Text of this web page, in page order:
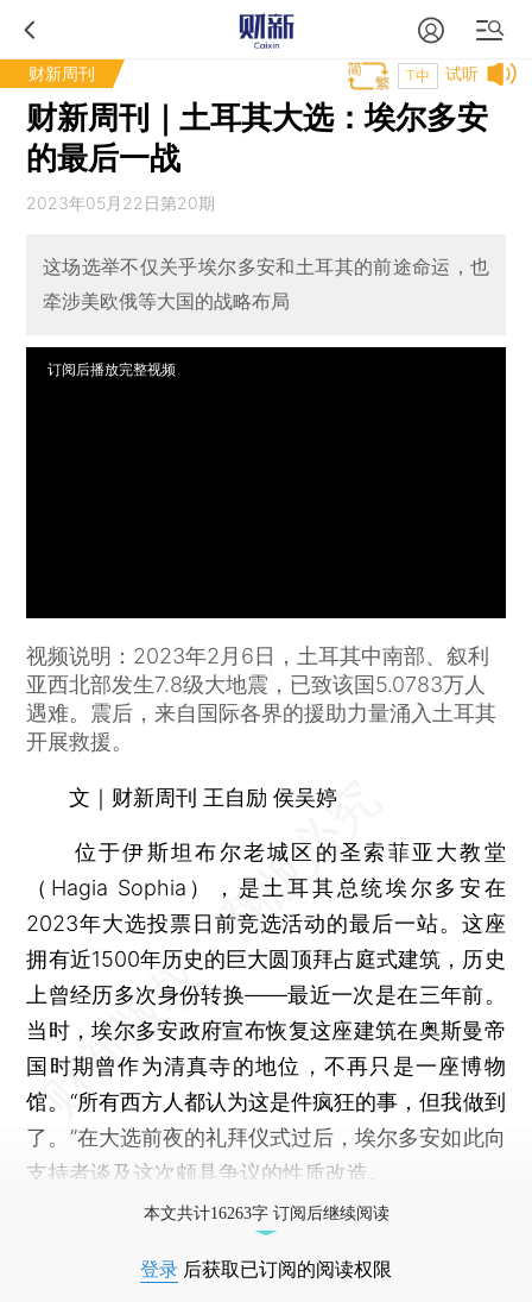
财新周刊 试听
T中
财新周刊｜土耳其大选：埃尔多安
的最后一战
2023年05月22日第20期
这场选举不仅关乎埃尔多安和土耳其的前途命运，也
牵涉美欧俄等大国的战略布局
订阅后播放完整视频
视频说明：2023年2月6日，土耳其中南部、叙利
亚西北部发生7.8级大地震，已致该国5.0783万人
遇难。震后，来自国际各界的援助力量涌入土耳其
开展救援。
文｜财新周刊 王自励 侯吴婷
位于伊斯坦布尔老城区的圣索菲亚大教堂
（Hagia Sophia），是土耳其总统埃尔多安在
2023年大选投票日前竞选活动的最后一站。这座
拥有近1500年历史的巨大圆顶拜占庭式建筑，历史
上曾经历多次身份转换——最近一次是在三年前。
当时，埃尔多安政府宣布恢复这座建筑在奥斯曼帝
国时期曾作为清真寺的地位，不再只是一座博物
馆。“所有西方人都认为这是件疯狂的事，但我做到
了。”在大选前夜的礼拜仪式过后，埃尔多安如此向
支持者谈及这次颇具争议的性质改造。
本文共计16263字 订阅后继续阅读
登录 后获取已订阅的阅读权限